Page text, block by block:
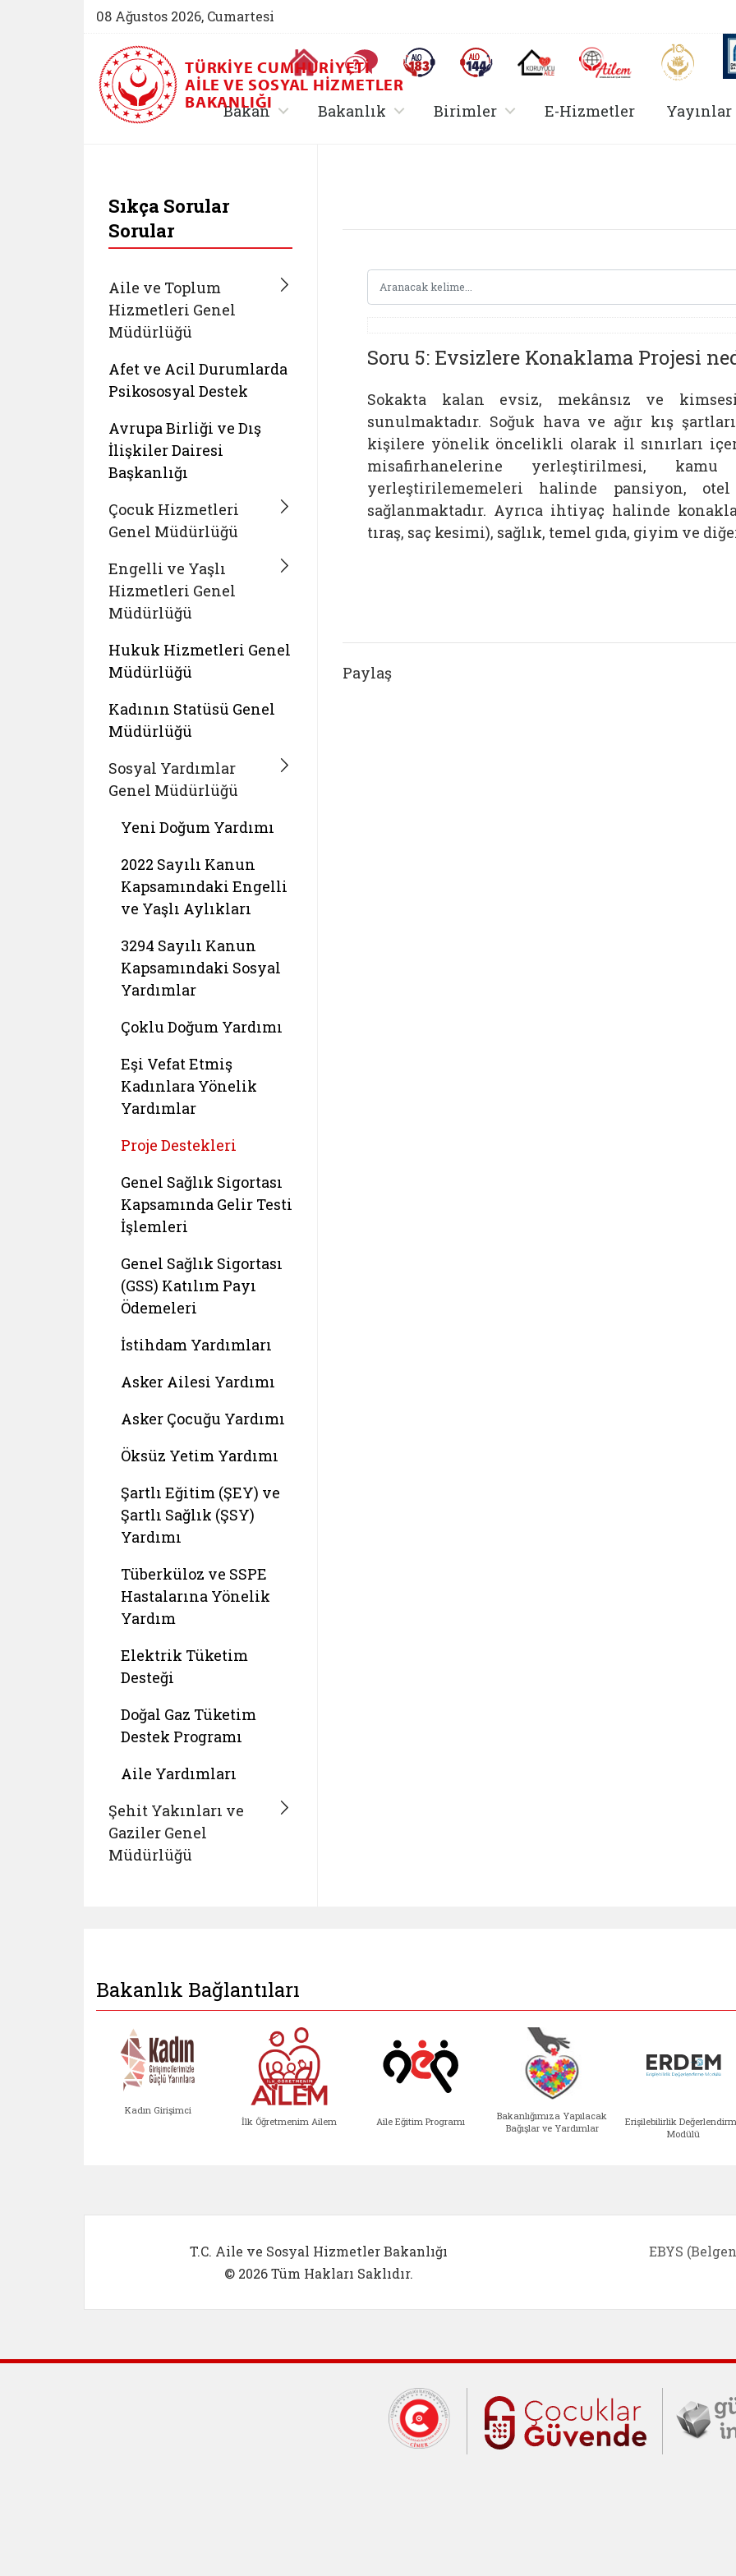
08 Ağustos 2026, Cumartesi
Ana Sayfa Sıkça Sorulan SorularAlo 183 (yeni sekmede açılır)Alo 144 (yeni sekmede açılır)Koruyucu Aile (yeni sekmede açılır)
AİLEM İletişim Aile ve
TÜRKIYE CUMHURIYETI
AILE VE SOSYAL HIZMETLER
BAKANLIĞI
Bakan, alt menü içerir
Bakanlık , alt menü içerir
Birimler, alt menü içerir
E-Hizmetler Yayınlar
Sıkça Sorular
Sorular
Aile ve Toplum
Hizmetleri Genel
Müdürlüğü
Afet ve Acil Durumlarda
Psikososyal Destek
Avrupa Birliği ve Dış
İlişkiler Dairesi
Başkanlığı
Çocuk Hizmetleri
Genel Müdürlüğü
Engelli ve Yaşlı
Hizmetleri Genel
Müdürlüğü
Hukuk Hizmetleri Genel
Müdürlüğü
Kadının Statüsü Genel
Müdürlüğü
Sosyal Yardımlar
Genel Müdürlüğü
Yeni Doğum Yardımı
2022 Sayılı Kanun
Kapsamındaki Engelli
ve Yaşlı Aylıkları
3294 Sayılı Kanun
Kapsamındaki Sosyal
Yardımlar
Çoklu Doğum Yardımı
Eşi Vefat Etmiş
Kadınlara Yönelik
Yardımlar
Proje Destekleri
Genel Sağlık Sigortası
Kapsamında Gelir Testi
İşlemleri
Genel Sağlık Sigortası
(GSS) Katılım Payı
Ödemeleri
İstihdam Yardımları
Asker Ailesi Yardımı
Asker Çocuğu Yardımı
Öksüz Yetim Yardımı
Şartlı Eğitim (ŞEY) ve
Şartlı Sağlık (ŞSY)
Yardımı
Tüberküloz ve SSPE
Hastalarına Yönelik
Yardım
Elektrik Tüketim
Desteği
Doğal Gaz Tüketim
Destek Programı
Aile Yardımları
Şehit Yakınları ve
Gaziler Genel
Müdürlüğü
Soru 5: Evsizlere Konaklama Projesi
Sokakta kalan evsiz, mekânsız ve
sunulmaktadır. Soğuk hava ve ağır kış
kişilere yönelik öncelikli olarak il sınırları
misafirhanelerine yerleştirilmesi, kamu
yerleştirilememeleri halinde pansiyon,
sağlanmaktadır. Ayrıca ihtiyaç halinde
tıraş, saç kesimi), sağlık, temel gıda, giyim ve
Paylaş
Bakanlık Bağlantıları
Kadın Girişimci
İlk Öğretmenim Ailem Aile Eğitim Programı
Bakanlığımıza Yapılacak
Bağışlar ve Yardımlar
Erişilebilirlik
Modülü
T.C. Aile ve Sosyal Hizmetler Bakanlığı
© 2026 Tüm Hakları Saklıdır.
EBYS
Cumhurbaşkanlığı İletişim Merkezi
Çocuklar